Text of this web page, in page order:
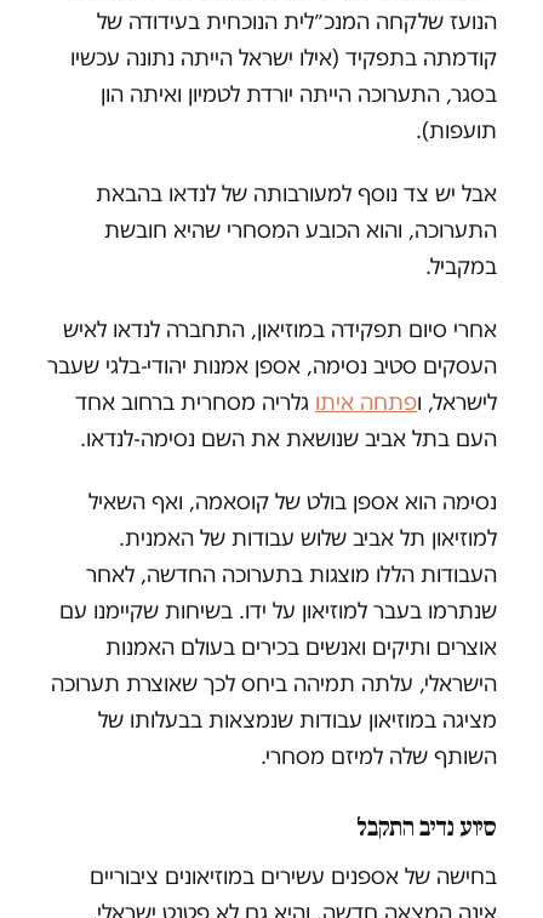
הנועז שלקחה המנכ״לית הנוכחית בעידודה של
קודמתה בתפקיד (אילו ישראל הייתה נתונה עכשיו
בסגר, התערוכה הייתה יורדת לטמיון ואיתה הון
תועפות).
אבל יש צד נוסף למעורבותה של לנדאו בהבאת
התערוכה, והוא הכובע המסחרי שהיא חובשת
במקביל.
אחרי סיום תפקידה במוזיאון, התחברה לנדאו לאיש
העסקים סטיב נסימה, אספן אמנות יהודי-בלגי שעבר
לישראל, ופתחה איתו גלריה מסחרית ברחוב אחד
העם בתל אביב שנושאת את השם נסימה-לנדאו.
נסימה הוא אספן בולט של קוסאמה, ואף השאיל
למוזיאון תל אביב שלוש עבודות של האמנית.
העבודות הללו מוצגות בתערוכה החדשה, לאחר
שנתרמו בעבר למוזיאון על ידו. בשיחות שקיימנו עם
אוצרים ותיקים ואנשים בכירים בעולם האמנות
הישראלי, עלתה תמיהה ביחס לכך שאוצרת תערוכה
מציגה במוזיאון עבודות שנמצאות בבעלותו של
השותף שלה למיזם מסחרי.
סיוע נדיב התקבל
בחישה של אספנים עשירים במוזיאונים ציבוריים
אינה המצאה חדשה, והיא גם לא פטנט ישראלי.